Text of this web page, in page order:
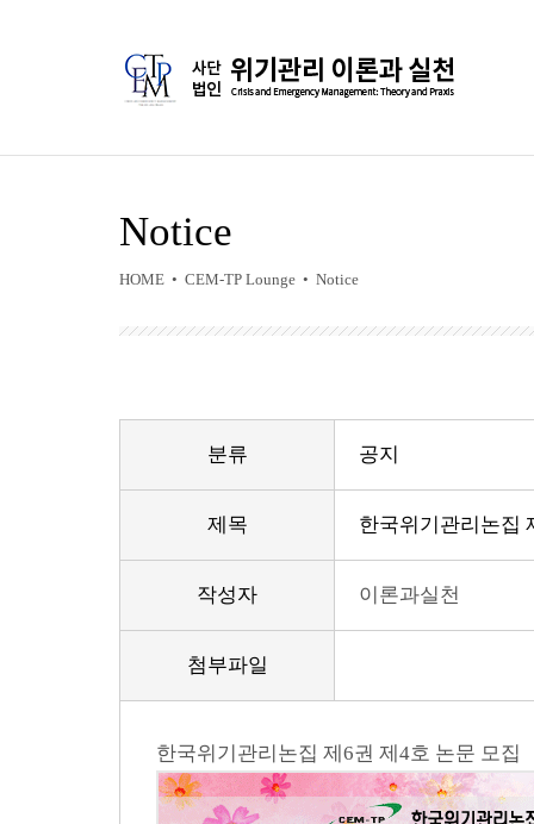
Notice
HOME • CEM-TP Lounge • Notice
분류 공지
제목 한국위기관리논집
작성자 이론과실천
첨부파일
한국위기관리논집 제6권 제4호 논문 모집